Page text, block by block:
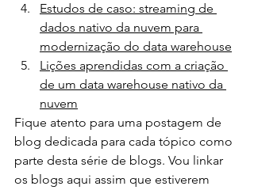
Estudos de caso: streaming de
dados nativo da nuvem para
modernização do data warehouse
Lições aprendidas com a criação
de um data warehouse nativo da
nuvem
Fique atento para uma postagem de
blog dedicada para cada tópico como
parte desta série de blogs. Vou linkar
os blogs aqui assim que estiverem